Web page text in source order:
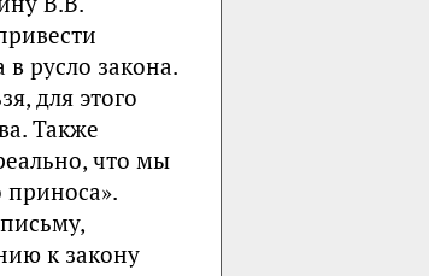
русло закона.
для этого
Также
что мы
приноса».
к закону